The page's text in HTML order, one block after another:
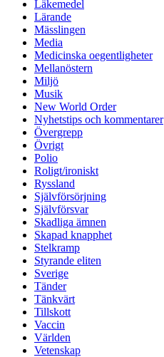
Läkemedel
Lärande
Mässlingen
Media
Medicinska oegentligheter
Mellanöstern
Miljö
Musik
New World Order
Nyhetstips och kommentarer
Övergrepp
Övrigt
Polio
Roligt/ironiskt
Ryssland
Självförsörjning
Självförsvar
Skadliga ämnen
Skapad knapphet
Stelkramp
Styrande eliten
Sverige
Tänder
Tänkvärt
Tillskott
Vaccin
Världen
Vetenskap